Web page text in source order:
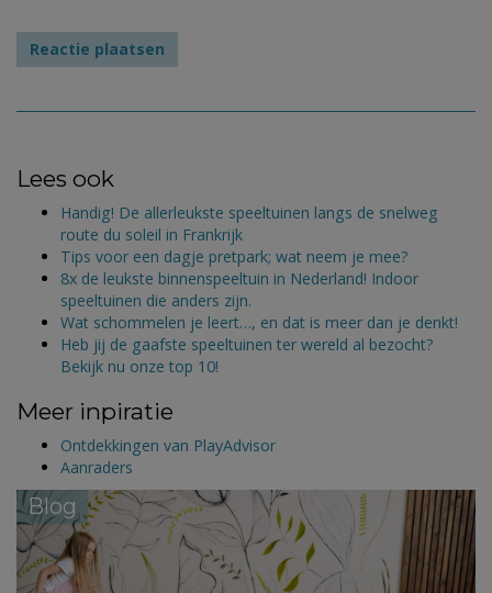
Lees ook
Handig! De allerleukste speeltuinen langs de snelweg
route du soleil in Frankrijk
Tips voor een dagje pretpark; wat neem je mee?
8x de leukste binnenspeeltuin in Nederland! Indoor
speeltuinen die anders zijn.
Wat schommelen je leert…, en dat is meer dan je denkt!
Heb jij de gaafste speeltuinen ter wereld al bezocht?
Bekijk nu onze top 10!
Meer inpiratie
Ontdekkingen van PlayAdvisor
Aanraders
Blog